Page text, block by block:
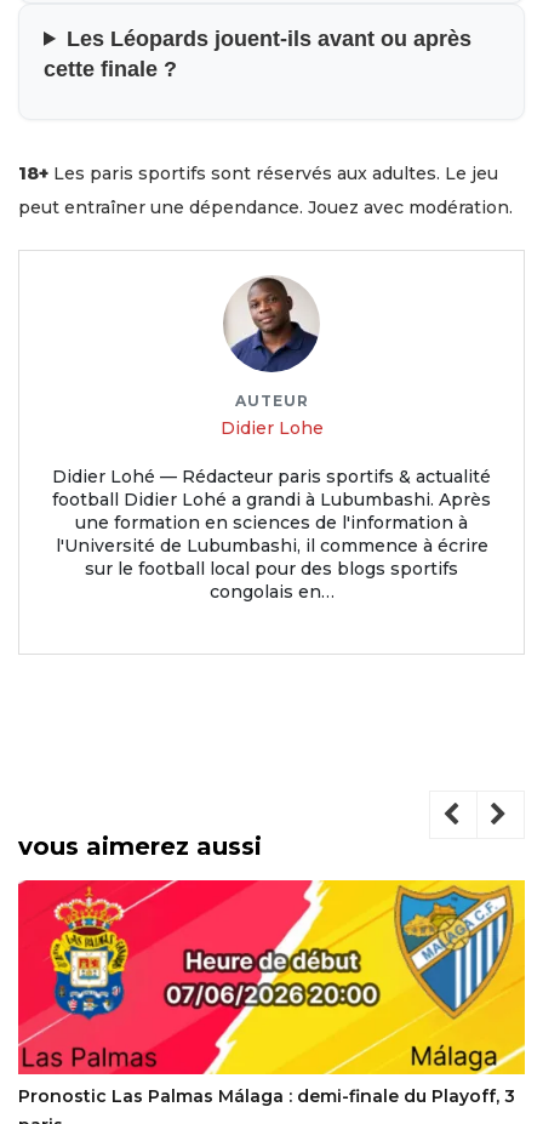
Les Léopards jouent-ils avant ou après
cette finale ?
18+ Les paris sportifs sont réservés aux adultes. Le jeu
peut entraîner une dépendance. Jouez avec modération.
AUTEUR
Didier Lohe
Didier Lohé — Rédacteur paris sportifs & actualité
football Didier Lohé a grandi à Lubumbashi. Après
une formation en sciences de l'information à
l'Université de Lubumbashi, il commence à écrire
sur le football local pour des blogs sportifs
congolais en…
vous aimerez aussi
Pronostic Las Palmas Málaga : demi-finale du Playoff, 3